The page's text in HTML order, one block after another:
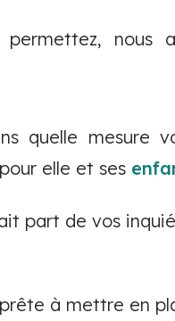
nous
quelle
pour elle et ses
part de vos
à mettre en